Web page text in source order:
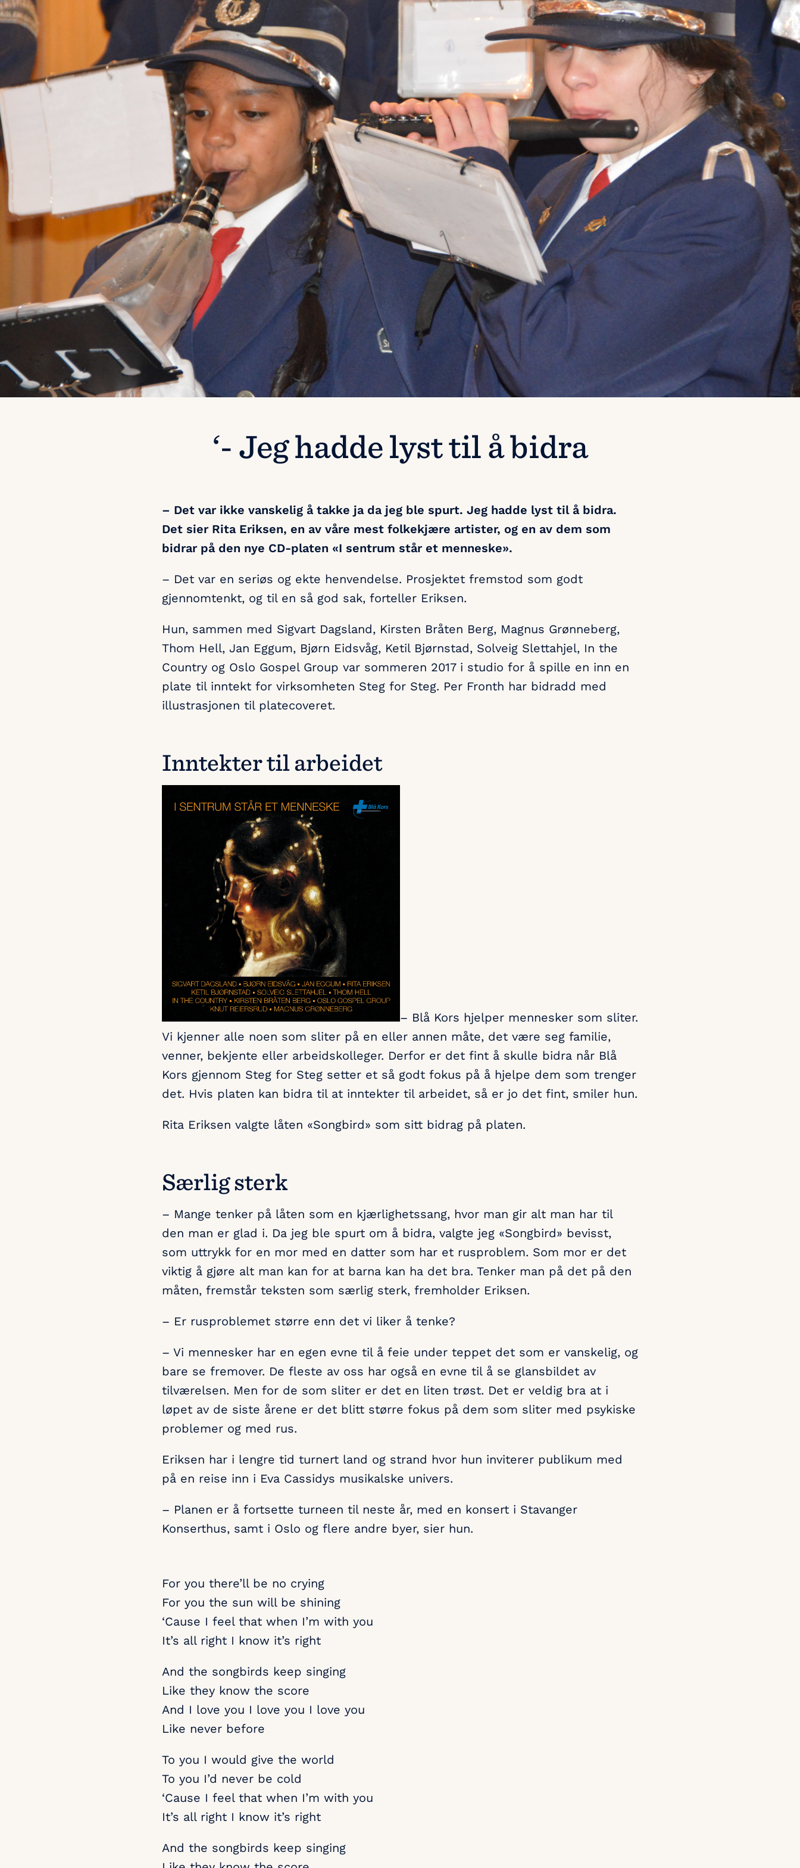
‘- Jeg hadde lyst til å bidra
– Det var ikke vanskelig å takke ja da jeg ble spurt. Jeg hadde lyst til å bidra.
Det sier Rita Eriksen, en av våre mest folkekjære artister, og en av dem som
bidrar på den nye CD-platen «I sentrum står et menneske».
– Det var en seriøs og ekte henvendelse. Prosjektet fremstod som godt
gjennomtenkt, og til en så god sak, forteller Eriksen.
Hun, sammen med Sigvart Dagsland, Kirsten Bråten Berg, Magnus Grønneberg,
Thom Hell, Jan Eggum, Bjørn Eidsvåg, Ketil Bjørnstad, Solveig Slettahjel, In the
Country og Oslo Gospel Group var sommeren 2017 i studio for å spille en inn en
plate til inntekt for virksomheten Steg for Steg. Per Fronth har bidradd med
illustrasjonen til platecoveret.
Inntekter til arbeidet
– Blå Kors hjelper mennesker som sliter.
Vi kjenner alle noen som sliter på en eller annen måte, det være seg familie,
venner, bekjente eller arbeidskolleger. Derfor er det fint å skulle bidra når Blå
Kors gjennom Steg for Steg setter et så godt fokus på å hjelpe dem som trenger
det. Hvis platen kan bidra til at inntekter til arbeidet, så er jo det fint, smiler hun.
Rita Eriksen valgte låten «Songbird» som sitt bidrag på platen.
Særlig sterk
– Mange tenker på låten som en kjærlighetssang, hvor man gir alt man har til
den man er glad i. Da jeg ble spurt om å bidra, valgte jeg «Songbird» bevisst,
som uttrykk for en mor med en datter som har et rusproblem. Som mor er det
viktig å gjøre alt man kan for at barna kan ha det bra. Tenker man på det på den
måten, fremstår teksten som særlig sterk, fremholder Eriksen.
– Er rusproblemet større enn det vi liker å tenke?
– Vi mennesker har en egen evne til å feie under teppet det som er vanskelig, og
bare se fremover. De fleste av oss har også en evne til å se glansbildet av
tilværelsen. Men for de som sliter er det en liten trøst. Det er veldig bra at i
løpet av de siste årene er det blitt større fokus på dem som sliter med psykiske
problemer og med rus.
Eriksen har i lengre tid turnert land og strand hvor hun inviterer publikum med
på en reise inn i Eva Cassidys musikalske univers.
– Planen er å fortsette turneen til neste år, med en konsert i Stavanger
Konserthus, samt i Oslo og flere andre byer, sier hun.
For you there’ll be no crying
For you the sun will be shining
‘Cause I feel that when I’m with you
It’s all right I know it’s right
And the songbirds keep singing
Like they know the score
And I love you I love you I love you
Like never before
To you I would give the world
To you I’d never be cold
‘Cause I feel that when I’m with you
It’s all right I know it’s right
And the songbirds keep singing